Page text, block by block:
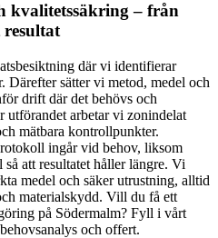
kvalitetssäkring – från
där vi identifierar
Därefter sätter vi metod, medel och
drift där det behövs och
utförandet arbetar vi zonindelat
mätbara kontrollpunkter.
ingår vid behov, liksom
att resultatet håller längre. Vi
medel och säker utrustning, alltid
materialskydd. Vill du få ett
på Södermalm? Fyll i vårt
och offert.